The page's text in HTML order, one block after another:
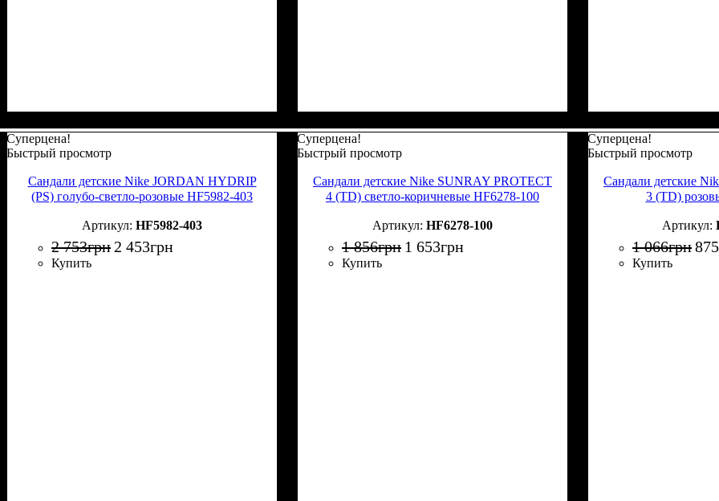
Суперцена!
Быстрый просмотр
Сандали детские Nike JORDAN HYDRIP
(PS) голубо-светло-розовые HF5982-403
HF5982-403
2 753грн 2 453грн
Купить
Суперцена!
Быстрый просмотр
Сандали детские Nike SUNRAY PROTECT
4 (TD) светло-коричневые HF6278-100
HF6278-100
1 856грн 1 653грн
Купить
Суперцена!
Быстрый просмотр
Сандали детские
3 (TD)
1 066грн875
Купить